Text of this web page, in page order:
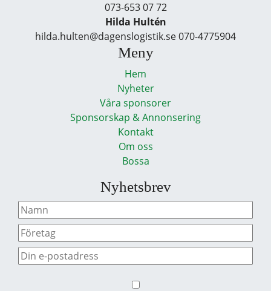
073-653 07 72
Hilda Hultén
hilda.hulten@dagenslogistik.se 070-4775904
Meny
Hem
Nyheter
Våra sponsorer
Sponsorskap & Annonsering
Kontakt
Om oss
Bossa
Nyhetsbrev